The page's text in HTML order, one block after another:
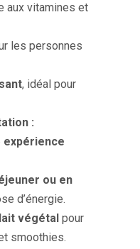
aux vitamines et
les personnes
, idéal pour
:
expérience
ou en
d’énergie.
lait végétal pour
smoothies.